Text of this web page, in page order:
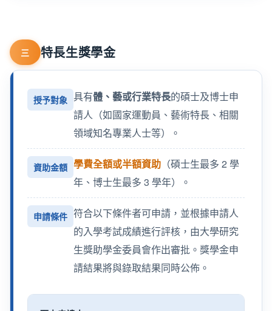
三 特長生獎學金
授予對象 具有體、藝或行業特長的碩士及博士申
請人（如國家運動員、藝術特長、相關
領域知名專業人士等）。
資助金額 學費全額或半額資助 （碩士生最多 2 學
年、博士生最多 3 學年）。
申請條件 符合以下條件者可申請，並根據申請人
的入學考試成績進行評核，由大學研究
生獎助學金委員會作出審批。獎學金申
請結果將與錄取結果同時公佈。